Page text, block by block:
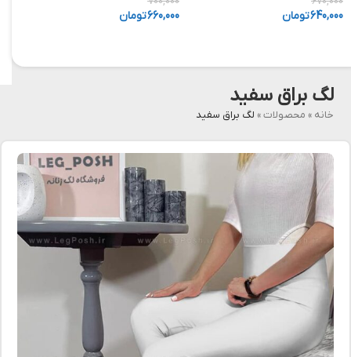
640,000تومان 660,000تومان
لگ براق سفید
خانه » محصولات» لگ براق سفید